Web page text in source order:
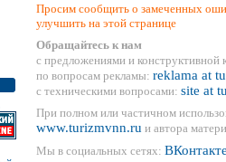
Просим сообщить о замеченных
улучшить на этой странице
Обращайтесь к нам
с предложениями и конструктивной
по вопросам рекламы: reklama at
с техническими вопросами: site at
При полном или частичном
www.turizmvnn.ru и автора
Мы в социальных сетях: